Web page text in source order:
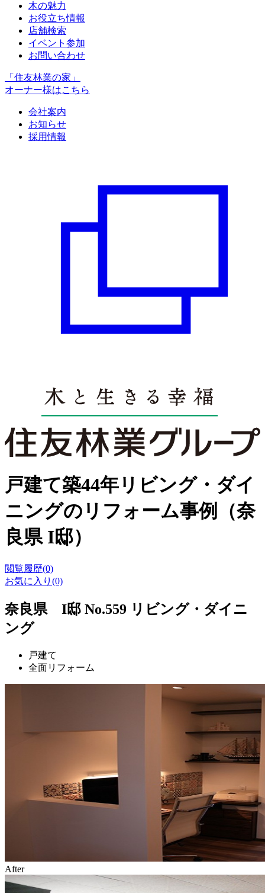
木の魅力
お役立ち情報
店舗検索
イベント参加
お問い合わせ
「住友林業の家」
オーナー様はこちら
会社案内
お知らせ
採用情報
戸建て築44年リビング・ダイ
ニングのリフォーム事例（奈
良県 I邸）
閲覧履歴(0)
お気に入り(0)
奈良県 I邸 No.559 リビング・ダイニ
ング
戸建て
全面リフォーム
After